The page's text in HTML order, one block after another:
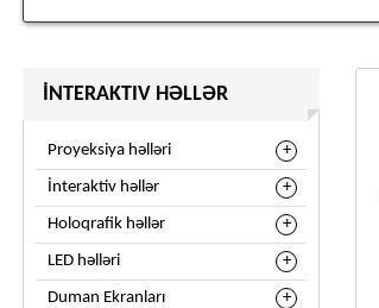
İNTERAKTIV HƏLLƏR
Proyeksiya həlləri
İnteraktiv həllər
Holoqrafik həllər
LED həlləri
Duman Ekranları